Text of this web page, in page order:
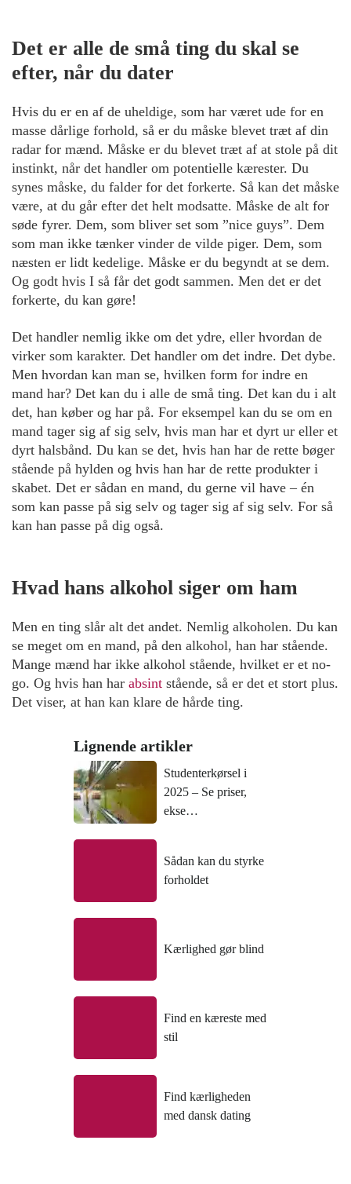
Det er alle de små ting du skal se
efter, når du dater
Hvis du er en af de uheldige, som har været ude for en
masse dårlige forhold, så er du måske blevet træt af din
radar for mænd. Måske er du blevet træt af at stole på dit
instinkt, når det handler om potentielle kærester. Du
synes måske, du falder for det forkerte. Så kan det måske
være, at du går efter det helt modsatte. Måske de alt for
søde fyrer. Dem, som bliver set som ”nice guys”. Dem
som man ikke tænker vinder de vilde piger. Dem, som
næsten er lidt kedelige. Måske er du begyndt at se dem.
Og godt hvis I så får det godt sammen. Men det er det
forkerte, du kan gøre!
Det handler nemlig ikke om det ydre, eller hvordan de
virker som karakter. Det handler om det indre. Det dybe.
Men hvordan kan man se, hvilken form for indre en
mand har? Det kan du i alle de små ting. Det kan du i alt
det, han køber og har på. For eksempel kan du se om en
mand tager sig af sig selv, hvis man har et dyrt ur eller et
dyrt halsbånd. Du kan se det, hvis han har de rette bøger
stående på hylden og hvis han har de rette produkter i
skabet. Det er sådan en mand, du gerne vil have – én
som kan passe på sig selv og tager sig af sig selv. For så
kan han passe på dig også.
Hvad hans alkohol siger om ham
Men en ting slår alt det andet. Nemlig alkoholen. Du kan
se meget om en mand, på den alkohol, han har stående.
Mange mænd har ikke alkohol stående, hvilket er et no-
go. Og hvis han har absint stående, så er det et stort plus.
Det viser, at han kan klare de hårde ting.
Lignende artikler
Studenterkørsel i
2025 – Se priser,
ekse…
Sådan kan du styrke
forholdet
Kærlighed gør blind
Find en kæreste med
stil
Find kærligheden
med dansk dating